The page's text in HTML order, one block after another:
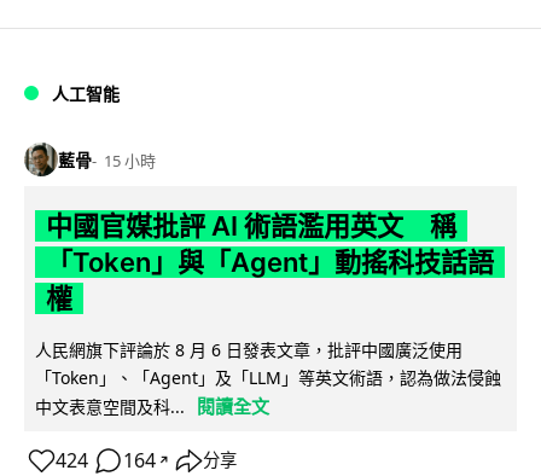
人工智能
藍骨 15 小時
中國官媒批評 AI 術語濫用英文 稱
「Token」與「Agent」動搖科技話語
權
人民網旗下評論於 8 月 6 日發表文章，批評中國廣泛使用
「Token」、「Agent」及「LLM」等英文術語，認為做法侵蝕
中文表意空間及科...
閱讀全文
424 164 ↗ 分享